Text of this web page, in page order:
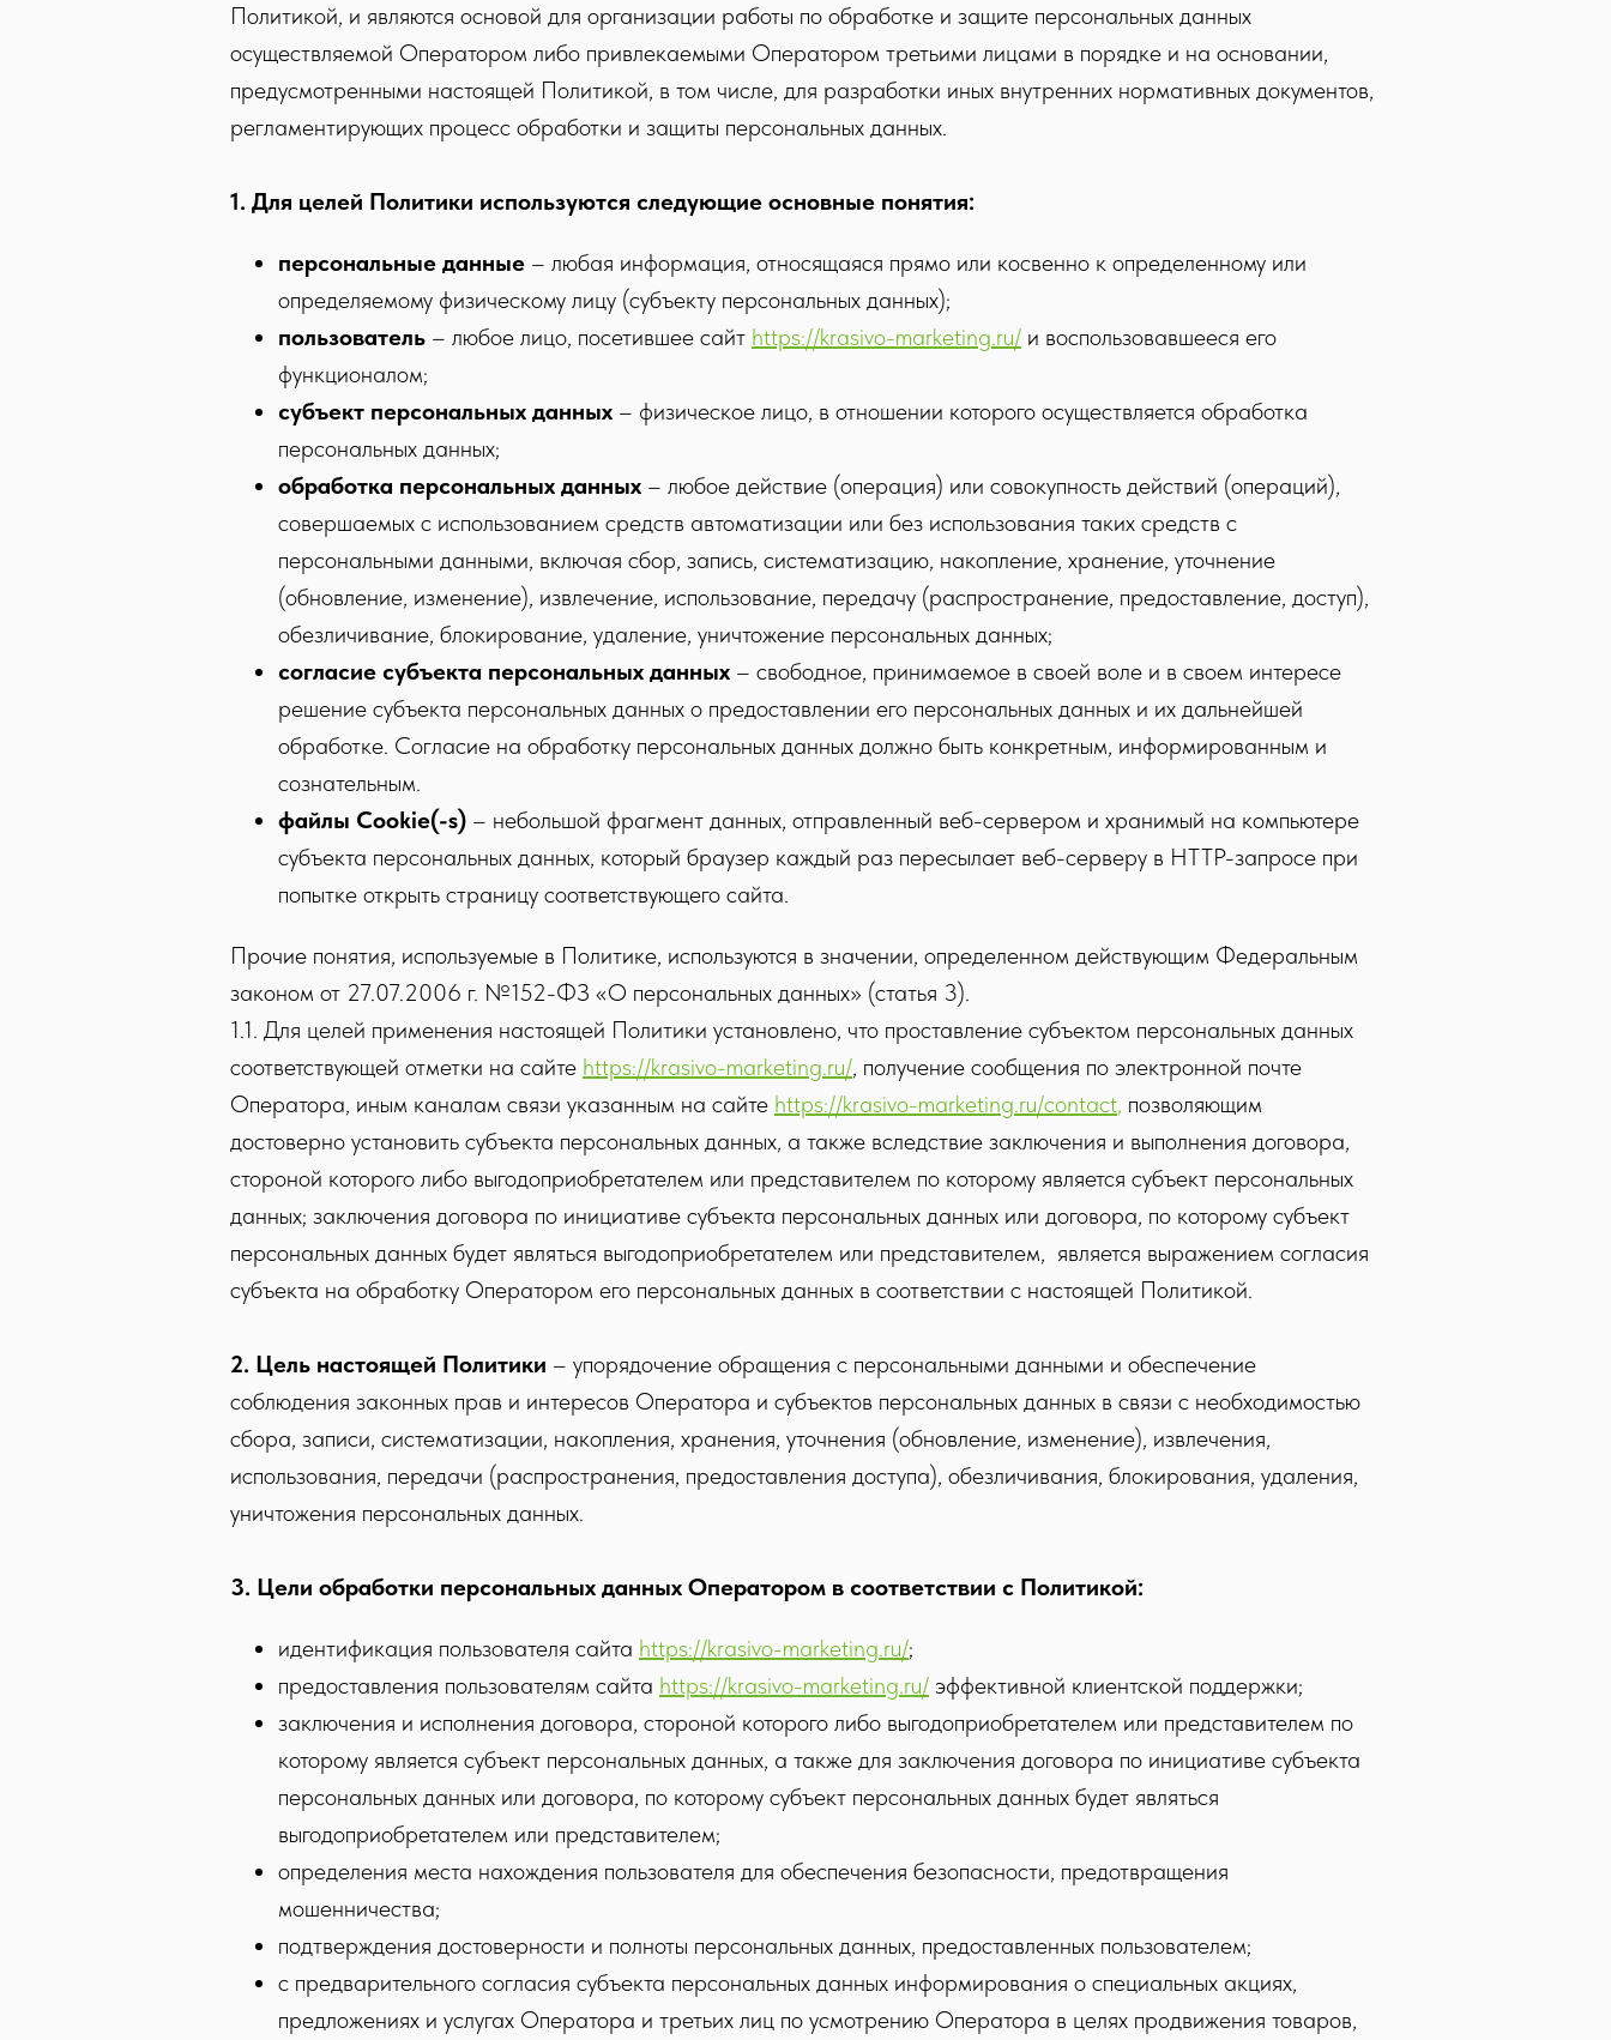
Политикой, и являются основой для организации работы по обработке и защите персональных данных
осуществляемой Оператором либо привлекаемыми Оператором третьими лицами в порядке и на основании,
предусмотренными настоящей Политикой, в том числе, для разработки иных внутренних нормативных документов,
регламентирующих процесс обработки и защиты персональных данных.
1. Для целей Политики используются следующие основные понятия:
персональные данные – любая информация, относящаяся прямо или косвенно к определенному или
определяемому физическому лицу (субъекту персональных данных);
пользователь – любое лицо, посетившее сайт https://krasivo-marketing.ru/ и воспользовавшееся его
функционалом;
субъект персональных данных – физическое лицо, в отношении которого осуществляется обработка
персональных данных;
обработка персональных данных – любое действие (операция) или совокупность действий (операций),
совершаемых с использованием средств автоматизации или без использования таких средств с
персональными данными, включая сбор, запись, систематизацию, накопление, хранение, уточнение
(обновление, изменение), извлечение, использование, передачу (распространение, предоставление, доступ),
обезличивание, блокирование, удаление, уничтожение персональных данных;
согласие субъекта персональных данных – свободное, принимаемое в своей воле и в своем интересе
решение субъекта персональных данных о предоставлении его персональных данных и их дальнейшей
обработке. Согласие на обработку персональных данных должно быть конкретным, информированным и
сознательным.
файлы Cookie(-s) – небольшой фрагмент данных, отправленный веб-сервером и хранимый на компьютере
субъекта персональных данных, который браузер каждый раз пересылает веб-серверу в HTTP-запросе при
попытке открыть страницу соответствующего сайта.
Прочие понятия, используемые в Политике, используются в значении, определенном действующим Федеральным
законом от 27.07.2006 г. №152-ФЗ «О персональных данных» (статья 3).
1.1. Для целей применения настоящей Политики установлено, что проставление субъектом персональных данных
соответствующей отметки на сайте https://krasivo-marketing.ru/, получение сообщения по электронной почте
Оператора, иным каналам связи указанным на сайте https://krasivo-marketing.ru/contact, позволяющим
достоверно установить субъекта персональных данных, а также вследствие заключения и выполнения договора,
стороной которого либо выгодоприобретателем или представителем по которому является субъект персональных
данных; заключения договора по инициативе субъекта персональных данных или договора, по которому субъект
персональных данных будет являться выгодоприобретателем или представителем, является выражением согласия
субъекта на обработку Оператором его персональных данных в соответствии с настоящей Политикой.
2. Цель настоящей Политики – упорядочение обращения с персональными данными и обеспечение
соблюдения законных прав и интересов Оператора и субъектов персональных данных в связи с необходимостью
сбора, записи, систематизации, накопления, хранения, уточнения (обновление, изменение), извлечения,
использования, передачи (распространения, предоставления доступа), обезличивания, блокирования, удаления,
уничтожения персональных данных.
3. Цели обработки персональных данных Оператором в соответствии с Политикой:
идентификация пользователя сайта https://krasivo-marketing.ru/;
предоставления пользователям сайта https://krasivo-marketing.ru/ эффективной клиентской поддержки;
заключения и исполнения договора, стороной которого либо выгодоприобретателем или представителем по
которому является субъект персональных данных, а также для заключения договора по инициативе субъекта
персональных данных или договора, по которому субъект персональных данных будет являться
выгодоприобретателем или представителем;
определения места нахождения пользователя для обеспечения безопасности, предотвращения
мошенничества;
подтверждения достоверности и полноты персональных данных, предоставленных пользователем;
с предварительного согласия субъекта персональных данных информирования о специальных акциях,
предложениях и услугах Оператора и третьих лиц по усмотрению Оператора в целях продвижения товаров,